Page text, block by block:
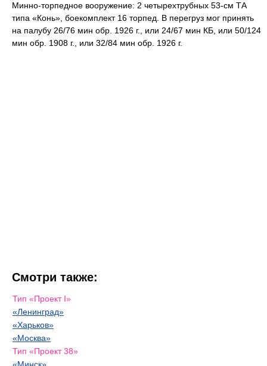
Минно-торпедное вооружение: 2 четырехтрубных 53-см ТА
типа «Конь», боекомплект 16 торпед. В перегруз мог принять
на палубу 26/76 мин обр. 1926 г., или 24/67 мин КБ, или 50/124
мин обр. 1908 г., или 32/84 мин обр. 1926 г.
Смотри также:
Тип «Проект I»
«Ленинград»
«Харьков»
«Москва»
Тип «Проект 38»